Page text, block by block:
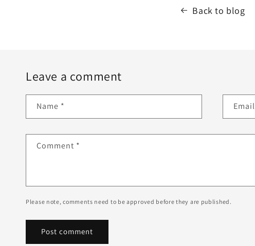
Back to blog
Leave a comment
Name * Email
Comment *
Please note, comments need to be approved before they are published.